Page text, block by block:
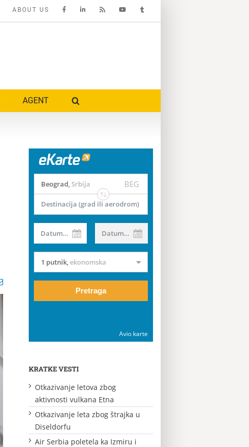
ABOUT US
AGENT
Beograd, Srbija BEG
Destinacija (grad ili aerodrom)
Datum od Datum do
1 putnik,ekonomska
Pretraga
Avio karte
KRATKE VESTI
Otkazivanje letova zbog
aktivnosti vulkana Etna
Otkazivanje leta zbog štrajka u
Diseldorfu
Air Serbia poletela ka Izmiru i